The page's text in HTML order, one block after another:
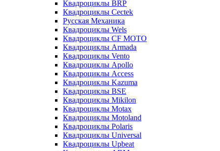
Квадроциклы BRP
Квадроциклы Cectek
Русская Механика
Квадроциклы Wels
Квадроциклы CF MOTO
Квадроциклы Armada
Квадроциклы Vento
Квадроциклы Apollo
Квадроциклы Access
Квадроциклы Kazuma
Квадроциклы BSE
Квадроциклы Mikilon
Квадроциклы Motax
Квадроциклы Motoland
Квадроциклы Polaris
Квадроциклы Universal
Квадроциклы Upbeat